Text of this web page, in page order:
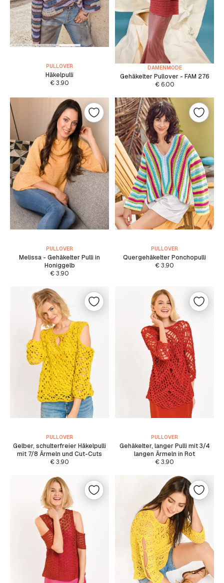
PULLOVER
Häkelpulli
€3.90
DAMENMODE
Gehäkelter Pullover - FAM 276
€6.00
PULLOVER
Melissa - Gehäkelter Pulli in
Honiggelb
€3.90
PULLOVER
Quergehäkelter Ponchopulli
€3.90
PULLOVER
Gelber, schulterfreier Häkelpulli
mit 7/8 Ärmeln und Cut-Cuts
€3.90
PULLOVER
Gehäkelter, langer Pulli mit 3/4
langen Ärmeln in Rot
€3.90